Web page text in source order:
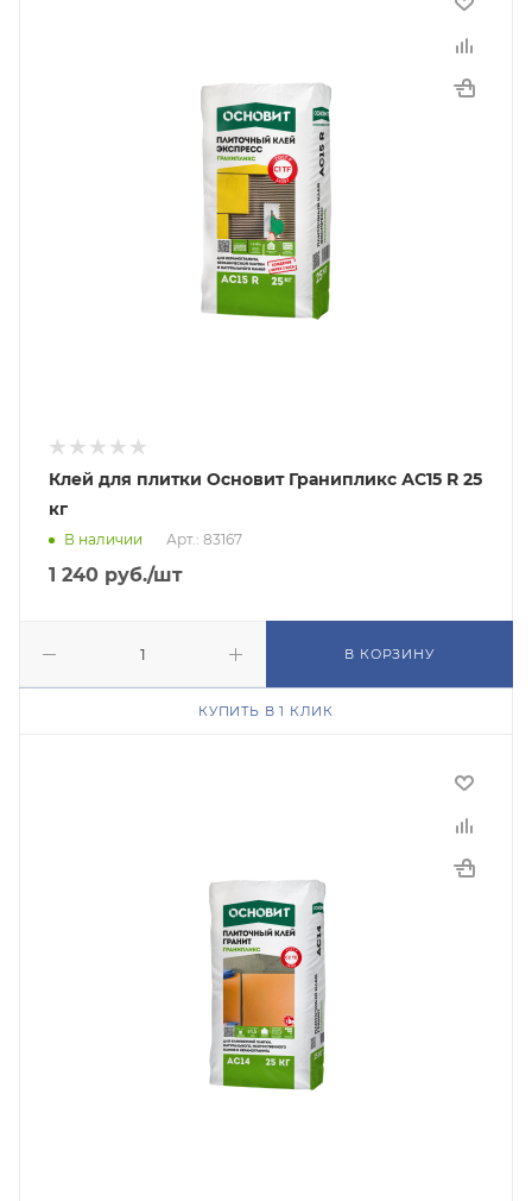
Клей для плитки Основит Гранипликс АС15 R 25
кг
В наличии Арт.: 83167
1 240 руб./шт
В КОРЗИНУ
КУПИТЬ В 1 КЛИК